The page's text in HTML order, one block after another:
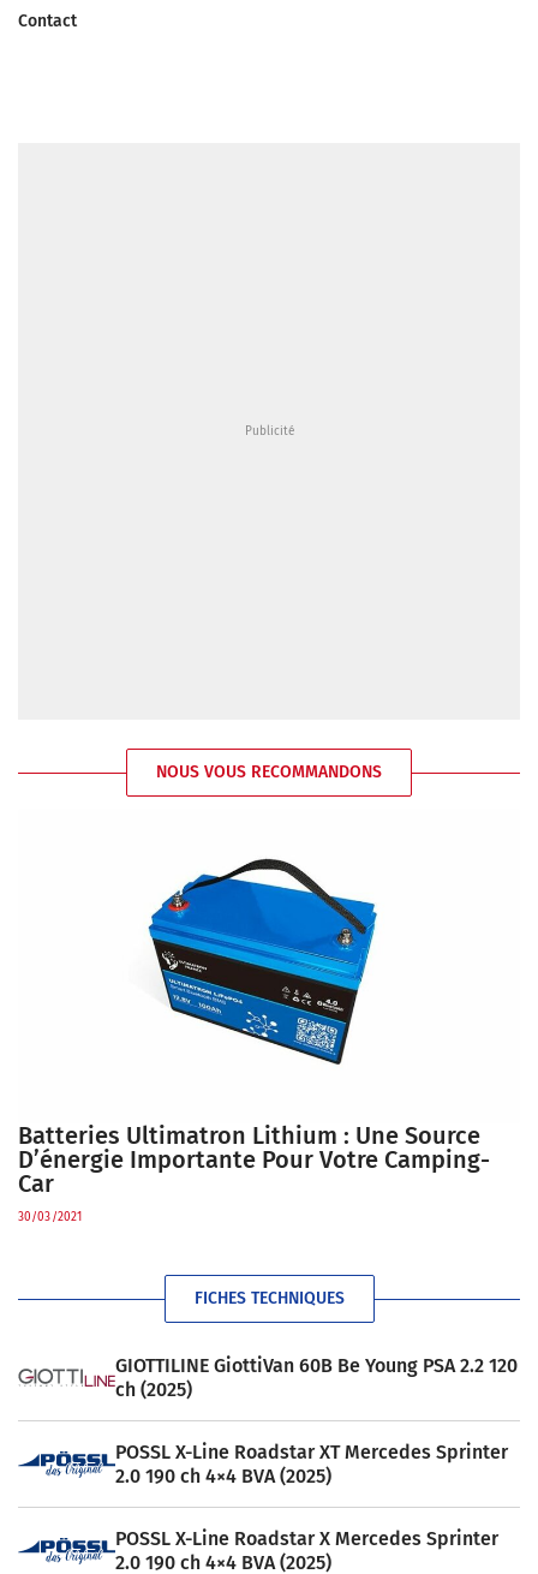
Contact
NOUS VOUS RECOMMANDONS
Batteries Ultimatron Lithium : Une Source
D’énergie Importante Pour Votre Camping-
Car
30/03/2021
FICHES TECHNIQUES
GIOTTILINE GiottiVan 60B Be Young PSA 2.2 120
ch (2025)
POSSL X-Line Roadstar XT Mercedes Sprinter
2.0 190 ch 4×4 BVA (2025)
POSSL X-Line Roadstar X Mercedes Sprinter
2.0 190 ch 4×4 BVA (2025)